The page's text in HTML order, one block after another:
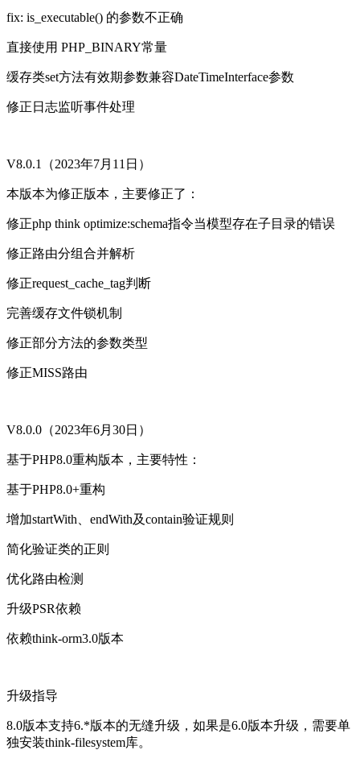
fix: is_executable() 的参数不正确
直接使用 PHP_BINARY常量
缓存类set方法有效期参数兼容DateTimeInterface参数
修正日志监听事件处理
V8.0.1（2023年7月11日）
本版本为修正版本，主要修正了：
修正php think optimize:schema指令当模型存在子目录的错误
修正路由分组合并解析
修正request_cache_tag判断
完善缓存文件锁机制
修正部分方法的参数类型
修正MISS路由
V8.0.0（2023年6月30日）
基于PHP8.0重构版本，主要特性：
基于PHP8.0+重构
增加startWith、endWith及contain验证规则
简化验证类的正则
优化路由检测
升级PSR依赖
依赖think-orm3.0版本
升级指导
8.0版本支持6.*版本的无缝升级，如果是6.0版本升级，需要单
独安装think-filesystem库。